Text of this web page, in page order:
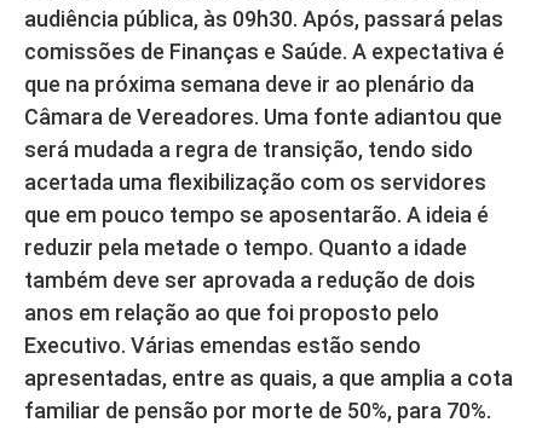
audiência pública, às 09h30. Após, passará pelas
comissões de Finanças e Saúde. A expectativa é
que na próxima semana deve ir ao plenário da
Câmara de Vereadores. Uma fonte adiantou que
será mudada a regra de transição, tendo sido
acertada uma flexibilização com os servidores
que em pouco tempo se aposentarão. A ideia é
reduzir pela metade o tempo. Quanto a idade
também deve ser aprovada a redução de dois
anos em relação ao que foi proposto pelo
Executivo. Várias emendas estão sendo
apresentadas, entre as quais, a que amplia a cota
familiar de pensão por morte de 50%, para 70%.